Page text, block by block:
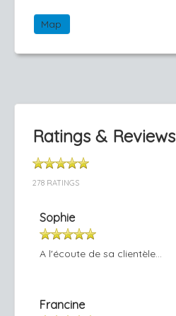
Map
Ratings & Reviews
278 RATINGS
Sophie
A l'écoute de sa clientèle...
Francine